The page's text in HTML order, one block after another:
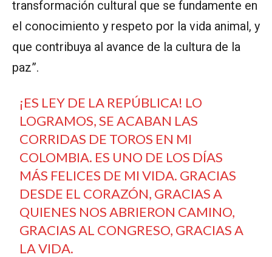
transformación cultural que se fundamente en
el conocimiento y respeto por la vida animal, y
que contribuya al avance de la cultura de la
paz”.
¡ES LEY DE LA REPÚBLICA! LO
LOGRAMOS, SE ACABAN LAS
CORRIDAS DE TOROS EN MI
COLOMBIA. ES UNO DE LOS DÍAS
MÁS FELICES DE MI VIDA. GRACIAS
DESDE EL CORAZÓN, GRACIAS A
QUIENES NOS ABRIERON CAMINO,
GRACIAS AL CONGRESO, GRACIAS A
LA VIDA.